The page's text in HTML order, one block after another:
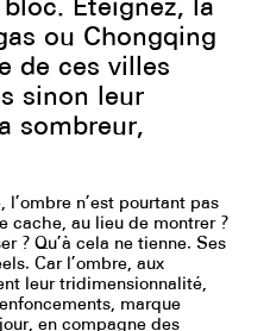
ou Chongqing
de ces villes
sinon leur
sombreur,
l’ombre n’est pourtant pas
cache, au lieu de montrer ?
? Qu’à cela ne tienne. Ses
Car l’ombre, aux
leur tridimensionnalité,
marque
en compagne des